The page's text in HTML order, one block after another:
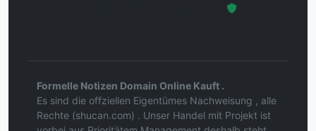
Formelle Notizen Domain Online Kauft .
Es sind die offziellen Eigentümes Nachweisung , alle
Rechte (shucan.com) . Unser Handel mit Projekt ist